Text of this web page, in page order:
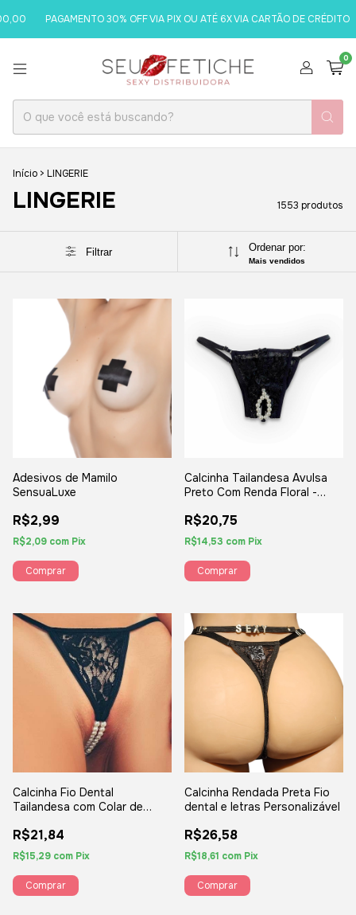
PAGAMENTO 30% OFF VIA PIX OU ATÉ 6X VIA CARTÃO DE CRÉDITO
0
Início > LINGERIE
LINGERIE 1553 produtos
Filtrar Ordenar por:
Mais vendidos
Adesivos de Mamilo
SensuaLuxe
R$2,99
R$2,09 com Pix
Calcinha Tailandesa Avulsa
Preto Com Renda Floral -
R$20,75
R$14,53 com Pix
Calcinha Fio Dental
Tailandesa com Colar de
Sexy Fantasy
R$21,84
R$15,29 com Pix
Calcinha Rendada Preta Fio
dental e letras Personalizável
R$26,58
R$18,61 com Pix
Comprar